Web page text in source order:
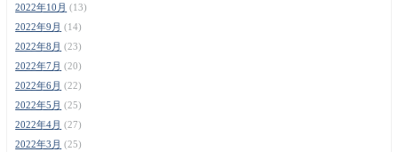
2022年10月 (13)
2022年9月 (14)
2022年8月 (23)
2022年7月 (20)
2022年6月 (22)
2022年5月 (25)
2022年4月 (27)
2022年3月 (25)